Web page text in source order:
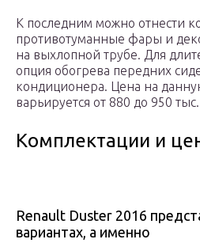
К последним можно отнести
противотуманные фары и
на выхлопной трубе. Для
опция обогрева передних
кондиционера. Цена на
варьируется от 880 до 950
Комплектации и
Renault Duster 2016
вариантах, а именно